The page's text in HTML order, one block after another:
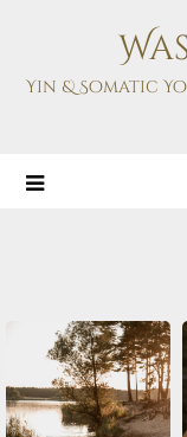
content
Yin & Somatic